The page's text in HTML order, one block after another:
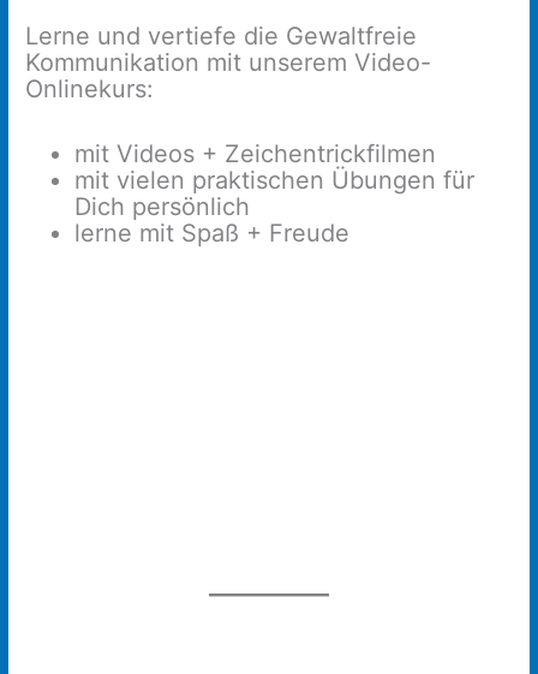
Lerne und vertiefe die Gewaltfreie
Kommunikation mit unserem Video-
Onlinekurs:
mit Videos + Zeichentrickfilmen
mit vielen praktischen Übungen für
Dich persönlich
lerne mit Spaß + Freude